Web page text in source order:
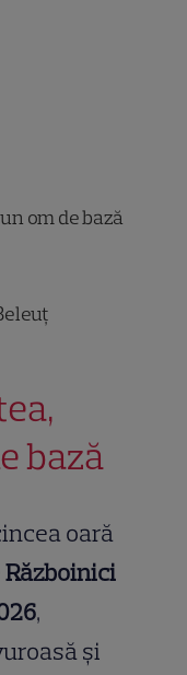
om de bază
bază
oară
Războinici
,
și